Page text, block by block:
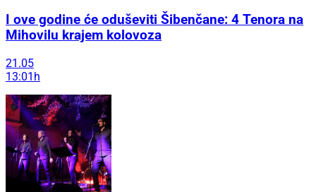
I ove godine će oduševiti Šibenčane: 4 Tenora na
Mihovilu krajem kolovoza
21.05
13:01h